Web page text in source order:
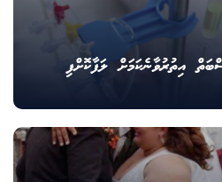
އިތުރުވާނެކަމަށް ލަފާކޮށްފި